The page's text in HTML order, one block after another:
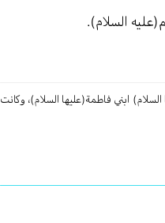
السلام).
السلام) ابني فاطمة(عليها السلام)، وكانت